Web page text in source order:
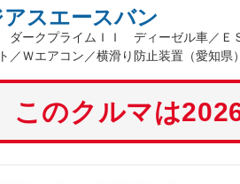
アスエースバン
ークプライムＩＩ ディーゼル車／Ｅ
／Ｗエアコン／横滑り防止装置（愛知県）
このクルマは